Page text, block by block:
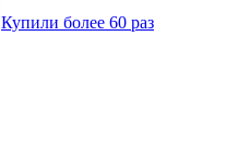
Купили более 60 раз